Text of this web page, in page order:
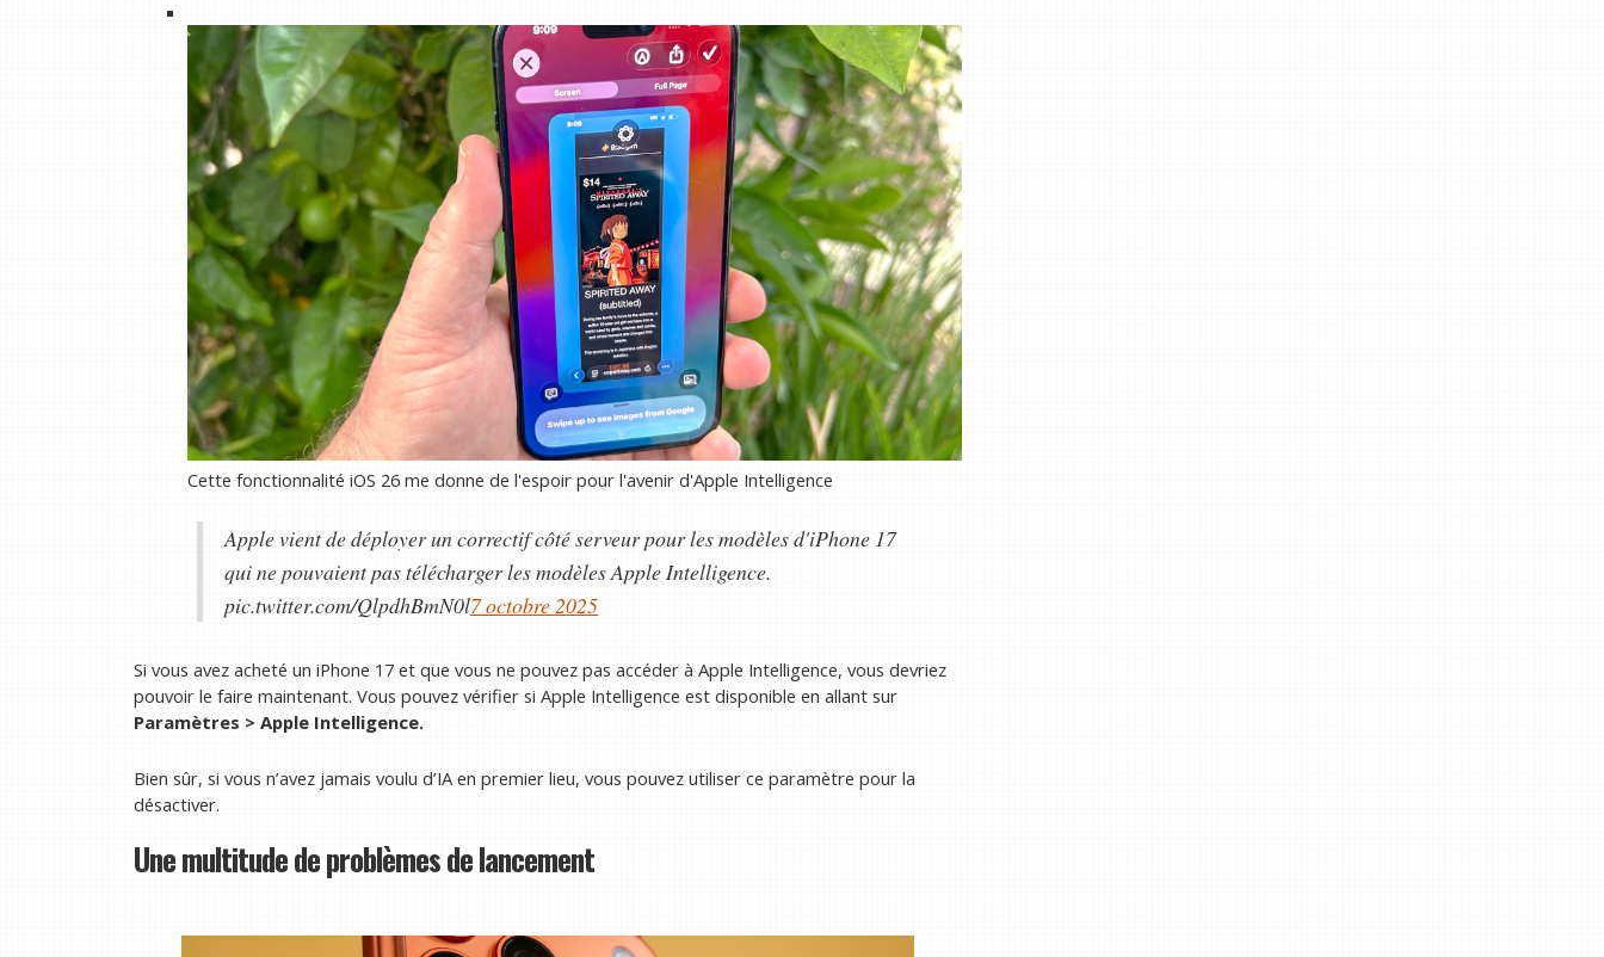
Cette fonctionnalité iOS 26 me donne de l'espoir pour l'avenir d'Apple Intelligence
Apple vient de déployer un correctif côté serveur pour les modèles d'iPhone 17
qui ne pouvaient pas télécharger les modèles Apple Intelligence.
pic.twitter.com/QlpdhBmN0l7 octobre 2025
Si vous avez acheté un iPhone 17 et que vous ne pouvez pas accéder à Apple Intelligence, vous devriez
pouvoir le faire maintenant. Vous pouvez vérifier si Apple Intelligence est disponible en allant sur
Paramètres > Apple Intelligence.
Bien sûr, si vous n’avez jamais voulu d’IA en premier lieu, vous pouvez utiliser ce paramètre pour la
désactiver.
Une multitude de problèmes de lancement